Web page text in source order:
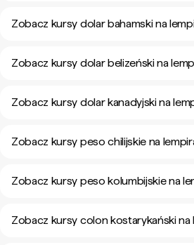
Zobacz kursy dolar bahamski na
Zobacz kursy dolar belizeński na
Zobacz kursy dolar kanadyjski na
Zobacz kursy peso chilijskie na
Zobacz kursy peso kolumbijskie na
Zobacz kursy colon kostarykański na